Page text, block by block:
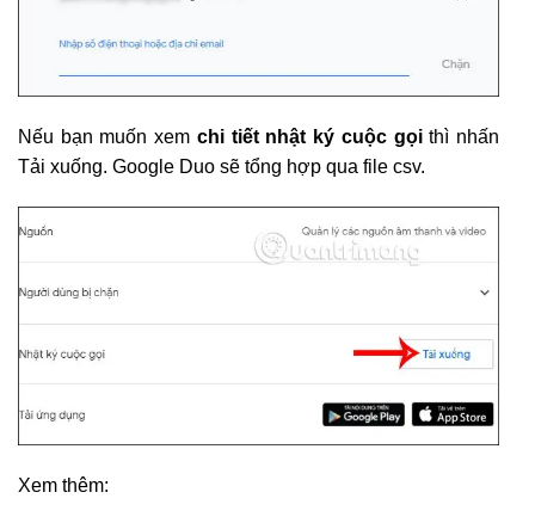
Nếu bạn muốn xem chi tiết nhật ký cuộc gọithì nhấn
Tải xuống. Google Duo sẽ tổng hợp qua file csv.
Xem thêm: